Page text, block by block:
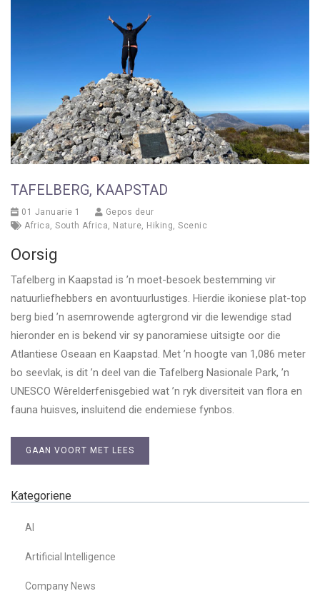
TAFELBERG, KAAPSTAD
01 Januarie 1
Gepos deur
Africa, South Africa, Nature, Hiking, Scenic
Oorsig
Tafelberg in Kaapstad is ’n moet-besoek bestemming vir
natuurliefhebbers en avontuurlustiges. Hierdie ikoniese plat-top
berg bied ’n asemrowende agtergrond vir die lewendige stad
hieronder en is bekend vir sy panoramiese uitsigte oor die
Atlantiese Oseaan en Kaapstad. Met ’n hoogte van 1,086 meter
bo seevlak, is dit ’n deel van die Tafelberg Nasionale Park, ’n
UNESCO Wêrelderfenisgebied wat ’n ryk diversiteit van flora en
fauna huisves, insluitend die endemiese fynbos.
GAAN VOORT MET LEES
Kategoriene
AI
Artificial Intelligence
Company News